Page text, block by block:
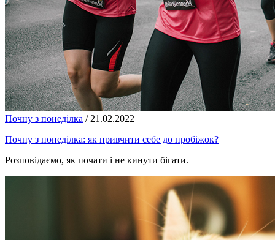
Почну з понеділка / 21.02.2022
Почну з понеділка: як привчити себе до пробіжок?
Розповідаємо, як почати і не кинути бігати.